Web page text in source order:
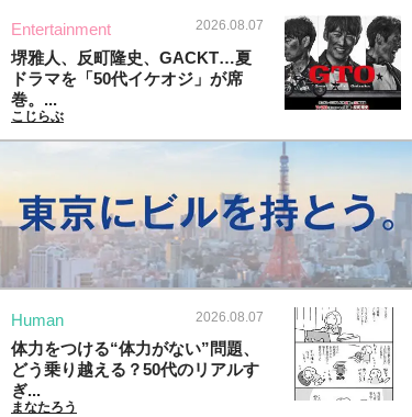
Entertainment 2026.08.07
堺雅人、反町隆史、GACKT…夏
ドラマを「50代イケオジ」が席
巻。...
こじらぶ
Human 2026.08.07
体力をつける“体力がない”問題、
どう乗り越える？50代のリアルす
ぎ...
まなたろう